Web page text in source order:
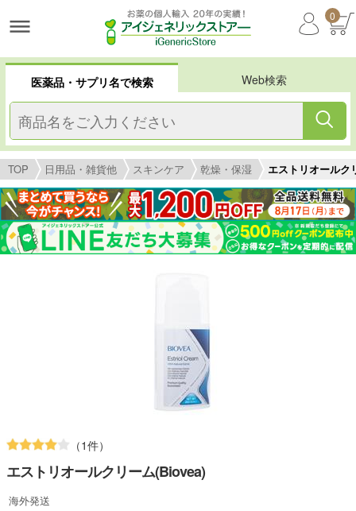
0
医薬品・サプリ名で検索 Web検索
TOP 日用品・雑貨他 スキンケア 乾燥・保湿 エストリオールク
（1件）
エストリオールクリーム(Biovea)
海外発送